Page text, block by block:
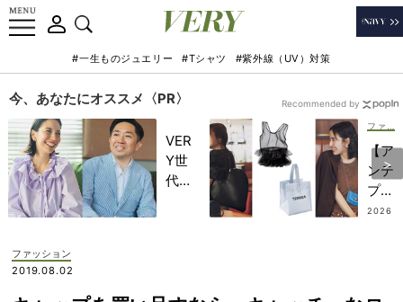
#一生ものジュエリー #Tシャツ #紫外線（UV）対策
今、あなたにオススメ〈PR〉
VER
Y世
代が
【ア
ンテ
プリ
マ
2026
Recommended by
ファッション
2019.08.02